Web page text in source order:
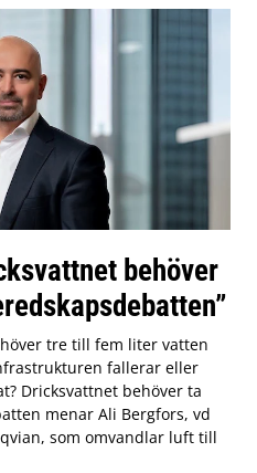
behöver
tre till fem liter vatten
fallerar eller
Dricksvattnet behöver ta
menar Ali Bergfors, vd
som omvandlar luft till